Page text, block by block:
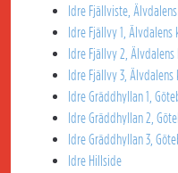
Idre Fjällviste,
Idre Fjällvy 1, Älvdalens
Idre Fjällvy 2,
Idre Fjällvy 3,
Idre Gräddhyllan 1,
Idre Gräddhyllan 2,
Idre Gräddhyllan 3,
Idre Hillside